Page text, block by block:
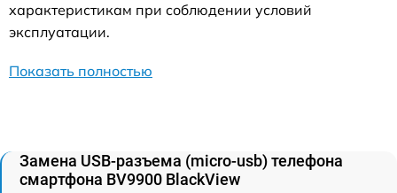
характеристикам при соблюдении условий
эксплуатации.
Показать полностью
Замена USB-разъема (micro-usb) телефона
смартфона BV9900 BlackView